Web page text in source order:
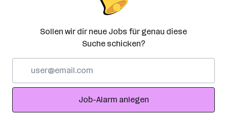
Sollen wir dir neue Jobs für genau diese
Suche schicken?
Adresse
Job-Alarm anlegen